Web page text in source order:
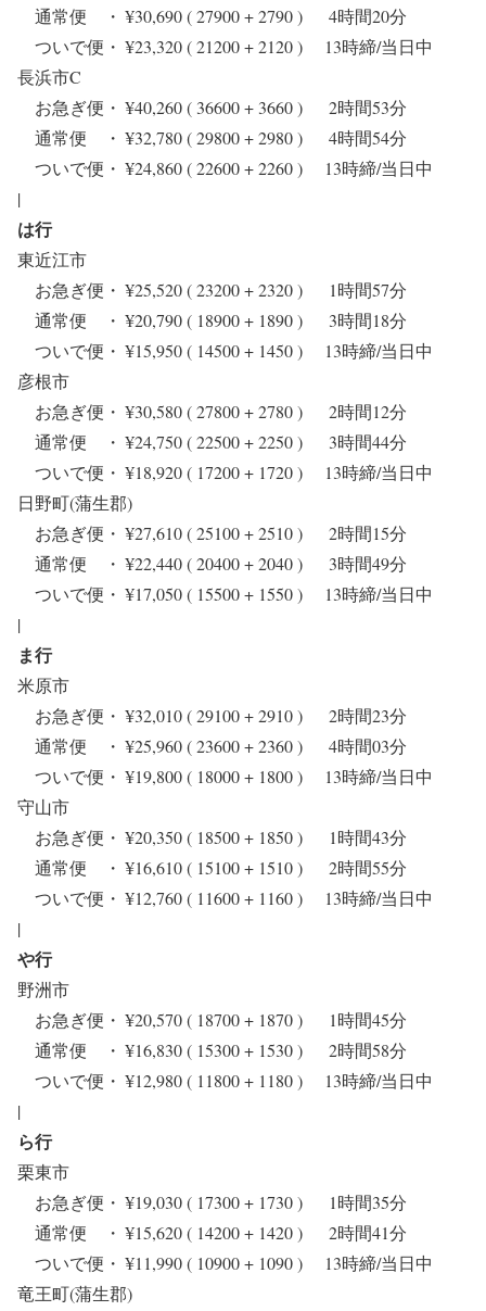
通常便 ・ ¥30,690 ( 27900 + 2790 ) 4時間20分
ついで便・ ¥23,320 ( 21200 + 2120 ) 13時締/当日中
長浜市C
お急ぎ便・ ¥40,260 ( 36600 + 3660 ) 2時間53分
通常便 ・ ¥32,780 ( 29800 + 2980 ) 4時間54分
ついで便・ ¥24,860 ( 22600 + 2260 ) 13時締/当日中
|
は行
東近江市
お急ぎ便・ ¥25,520 ( 23200 + 2320 ) 1時間57分
通常便 ・ ¥20,790 ( 18900 + 1890 ) 3時間18分
ついで便・ ¥15,950 ( 14500 + 1450 ) 13時締/当日中
彦根市
お急ぎ便・ ¥30,580 ( 27800 + 2780 ) 2時間12分
通常便 ・ ¥24,750 ( 22500 + 2250 ) 3時間44分
ついで便・ ¥18,920 ( 17200 + 1720 ) 13時締/当日中
日野町(蒲生郡)
お急ぎ便・ ¥27,610 ( 25100 + 2510 ) 2時間15分
通常便 ・ ¥22,440 ( 20400 + 2040 ) 3時間49分
ついで便・ ¥17,050 ( 15500 + 1550 ) 13時締/当日中
|
ま行
米原市
お急ぎ便・ ¥32,010 ( 29100 + 2910 ) 2時間23分
通常便 ・ ¥25,960 ( 23600 + 2360 ) 4時間03分
ついで便・ ¥19,800 ( 18000 + 1800 ) 13時締/当日中
守山市
お急ぎ便・ ¥20,350 ( 18500 + 1850 ) 1時間43分
通常便 ・ ¥16,610 ( 15100 + 1510 ) 2時間55分
ついで便・ ¥12,760 ( 11600 + 1160 ) 13時締/当日中
|
や行
野洲市
お急ぎ便・ ¥20,570 ( 18700 + 1870 ) 1時間45分
通常便 ・ ¥16,830 ( 15300 + 1530 ) 2時間58分
ついで便・ ¥12,980 ( 11800 + 1180 ) 13時締/当日中
|
ら行
栗東市
お急ぎ便・ ¥19,030 ( 17300 + 1730 ) 1時間35分
通常便 ・ ¥15,620 ( 14200 + 1420 ) 2時間41分
ついで便・ ¥11,990 ( 10900 + 1090 ) 13時締/当日中
竜王町(蒲生郡)